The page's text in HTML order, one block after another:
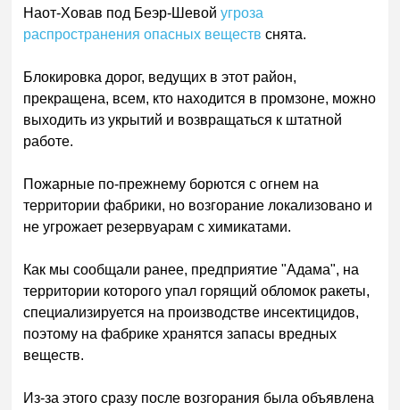
Наот-Ховав под Беэр-Шевойугроза
распространения опасных веществ снята.
Блокировка дорог, ведущих в этот район,
прекращена, всем, кто находится в промзоне, можно
выходить из укрытий и возвращаться к штатной
работе.
Пожарные по-прежнему борются с огнем на
территории фабрики, но возгорание локализовано и
не угрожает резервуарам с химикатами.
Как мы сообщали ранее, предприятие "Адама", на
территории которого упал горящий обломок ракеты,
специализируется на производстве инсектицидов,
поэтому на фабрике хранятся запасы вредных
веществ.
Из-за этого сразу после возгорания была объявлена